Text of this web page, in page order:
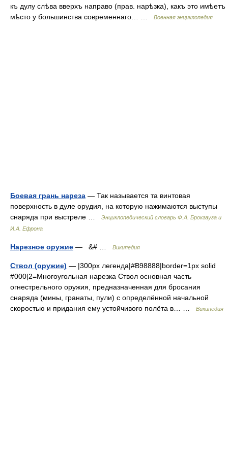
къ дулу слѣва вверхъ направо (прав. нарѣзка), какъ это имѣетъ
мѣсто у большинства современнаго… …
Военная энциклопедия
Боевая грань нареза — Так называется та винтовая
поверхность в дуле орудия, на которую нажимаются выступы
снаряда при выстреле …
Энциклопедический словарь Ф.А. Брокгауза и
И.А. Ефрона
Нарезное оружие — &# … Википедия
Ствол (оружие) — |300px легенда|#B98888|border=1px solid
#000|2=Многоугольная нарезка Ствол основная часть
огнестрельного оружия, предназначенная для бросания
снаряда (мины, гранаты, пули) с определённой начальной
скоростью и придания ему устойчивого полёта в… …
Википедия